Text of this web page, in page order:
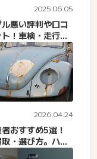
2025.06.05
悪い評判や口コ
！車検・走行距
年後・審査落ち...
2026.04.24
おすすめ5選！
・選び方。ハイ